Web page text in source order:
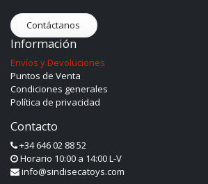
Contáctanos
Información
Envíos y Devoluciones
Puntos de Venta
Condiciones generales
Política de privacidad
Contacto
+34 646 02 88 52
Horario 10:00 a 14:00 L-V
info@sindisecatoys.com